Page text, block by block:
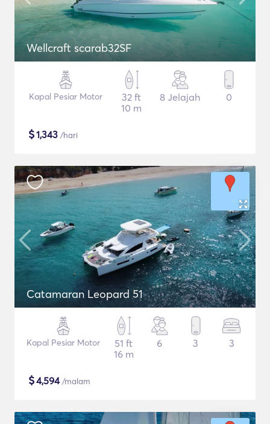
Wellcraft scarab32SF
Kapal Pesiar Motor
32 ft
10 m
8 Jelajah 0
$1,343 /hari
Catamaran Leopard 51
Kapal Pesiar Motor
51 ft
16 m
6 3 3
$4,594/malam